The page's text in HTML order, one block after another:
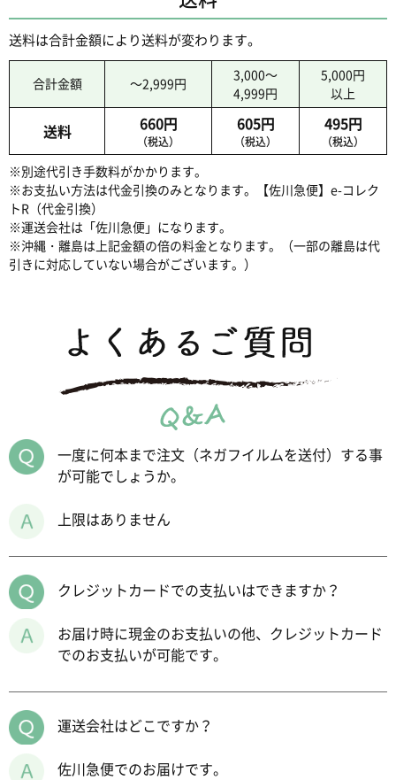
送料は合計金額により送料が変わります。
合計金額 ～2,999円
3,000～
4,999円
5,000円
以上
送料 660円
（税込）
605円
（税込）
495円
（税込）
※別途代引き手数料がかかります。
※お支払い方法は代金引換のみとなります。
【佐川急便】e-コレク
トR（代金引換）
※運送会社は「佐川急便」になります。
※沖縄・離島は上記金額の倍の料金となります。（一部の離島は代
引きに対応していない場合がございます。）
一度に何本まで注文（ネガフイルムを送付）する事
が可能でしょうか。
上限はありません
クレジットカードでの支払いはできますか？
お届け時に現金のお支払いの他、クレジットカード
でのお支払いが可能です。
運送会社はどこですか？
佐川急便でのお届けです。